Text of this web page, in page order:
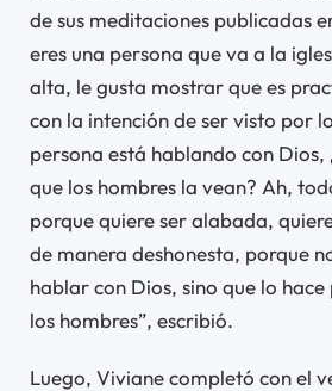
de sus meditaciones publicadas
eres una persona que va a la
alta, le gusta mostrar que es
con la intención de ser visto por
persona está hablando con Dios,
que los hombres la vean? Ah,
porque quiere ser alabada,
de manera deshonesta, porque
hablar con Dios, sino que lo
los hombres”, escribió.
Luego, Viviane completó con el